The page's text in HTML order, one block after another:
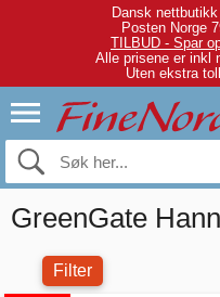
Dansk
Posten Norge
TILBUD - Spar
Alle prisene er inkl
Uten ekstra
GreenGate
Filter